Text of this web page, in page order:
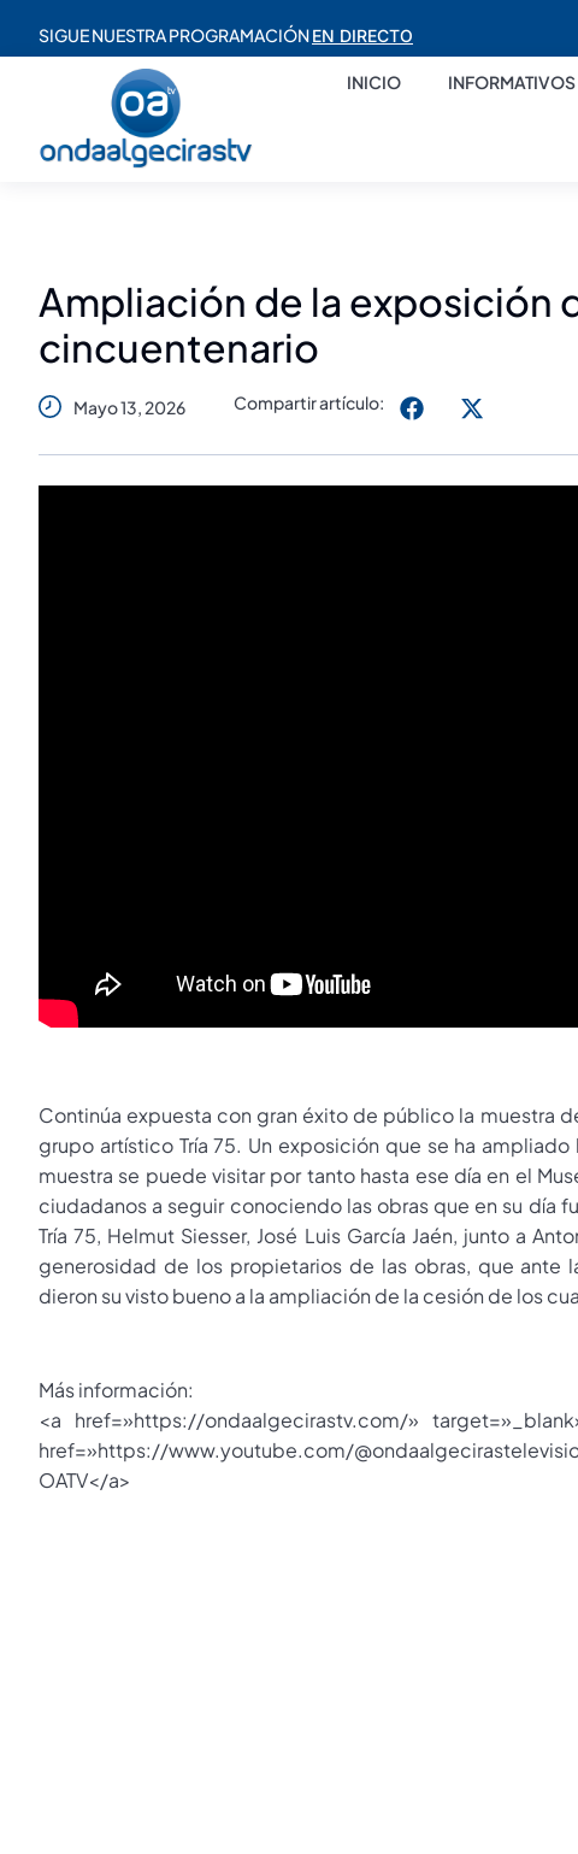
SIGUE NUESTRA PROGRAMACIÓNEN DIRECTO
INICIO INFORMATIVOS
Ampliación de la exposición
cincuentenario
Mayo 13, 2026 Compartir artículo:
Continúa expuesta con gran éxito de público la muestra
grupo artístico Tría 75. Un exposición que se ha
muestra se puede visitar por tanto hasta ese día en el
ciudadanos a seguir conociendo las obras que en su día
Tría 75, Helmut Siesser, José Luis García Jaén, junto a
generosidad de los propietarios de las obras, que ante
dieron su visto bueno a la ampliación de la cesión de los
Más información:
<a href=»https://ondaalgecirastv.com/»
href=»https://www.youtube.com/
OATV</a>